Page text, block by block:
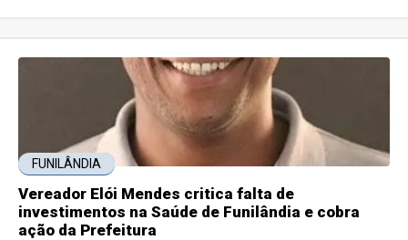
FUNILÂNDIA
Vereador Elói Mendes critica falta de
investimentos na Saúde de Funilândia e cobra
ação da Prefeitura